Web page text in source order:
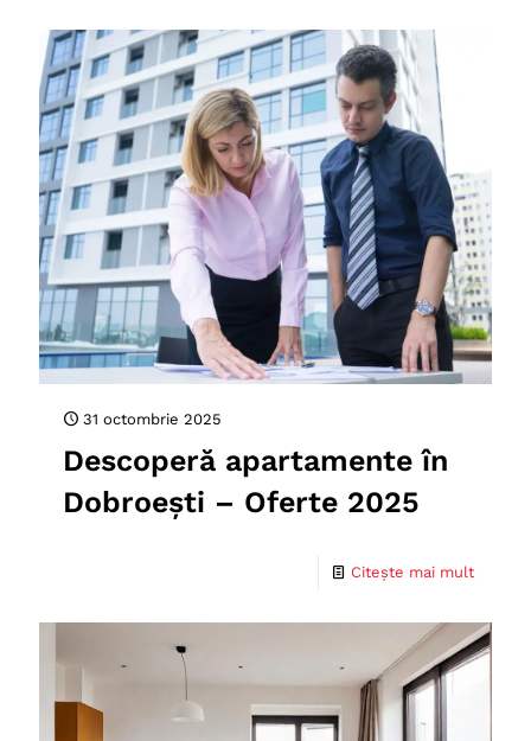
31 octombrie 2025
Descoperă apartamente în
Dobroești – Oferte 2025
Citește mai mult